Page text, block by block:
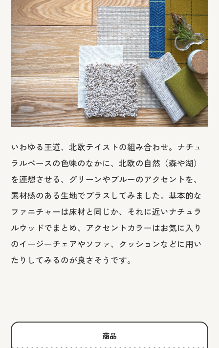
いわゆる王道、北欧テイストの組み合わせ。ナチュ
ラルベースの色味のなかに、北欧の自然（森や湖）
を連想させる、グリーンやブルーのアクセントを、
素材感のある生地でプラスしてみました。基本的な
ファニチャーは床材と同じか、それに近いナチュラ
ルウッドでまとめ、アクセントカラーはお気に入り
のイージーチェアやソファ、クッションなどに用い
たりしてみるのが良さそうです。
商品